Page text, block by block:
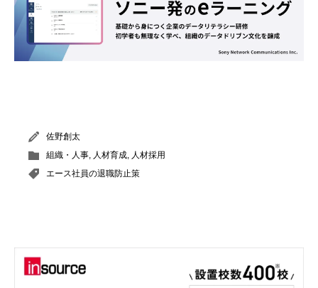
佐野創太
組織・人事, 人材育成, 人材採用
エース社員の退職防止策